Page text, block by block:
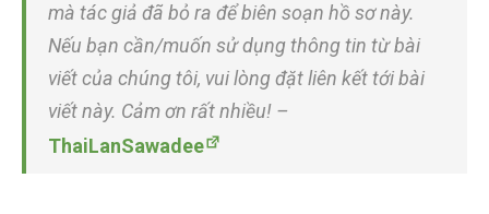
mà tác giả đã bỏ ra để biên soạn hồ sơ này.
Nếu bạn cần/muốn sử dụng thông tin từ bài
viết của chúng tôi, vui lòng đặt liên kết tới bài
viết này. Cảm ơn rất nhiều! –
ThaiLanSawadee